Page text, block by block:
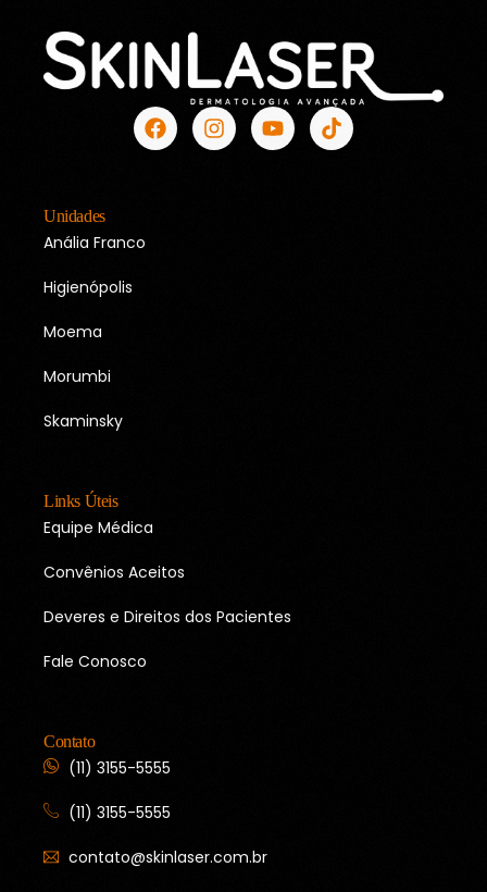
Unidades
Anália Franco
Higienópolis
Moema
Morumbi
Skaminsky
Links Úteis
Equipe Médica
Convênios Aceitos
Deveres e Direitos dos Pacientes
Fale Conosco
Contato
(11) 3155-5555
(11) 3155-5555
contato@skinlaser.com.br